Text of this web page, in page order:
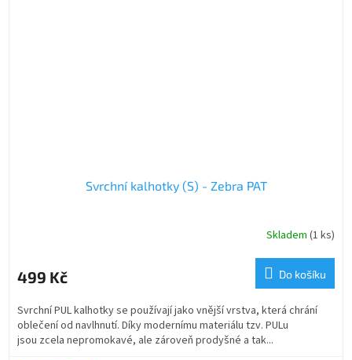
Svrchní kalhotky (S) - Zebra PAT
Skladem (1 ks)
499 Kč Do košíku
Svrchní PUL kalhotky se používají jako vnější vrstva, která chrání
oblečení od navlhnutí. Díky modernímu materiálu tzv. PULu
jsou zcela nepromokavé, ale zároveň prodyšné a tak...